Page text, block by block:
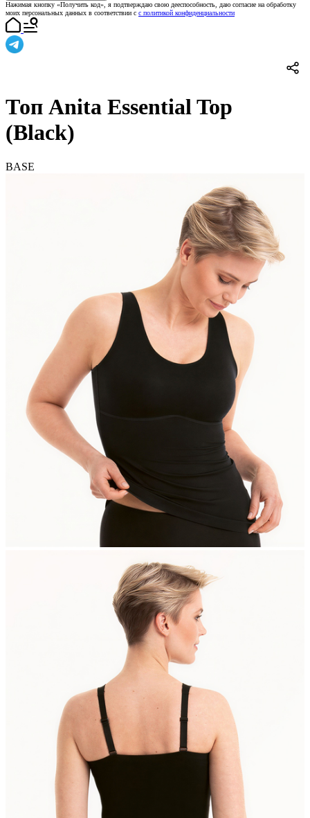
Нажимая кнопку «Получить код», я подтверждаю свою дееспособность, даю согласие на обработку
моих персональных данных в соответствии с с политикой конфиденциальности
Топ Anita Essential Top
(Black)
BASE